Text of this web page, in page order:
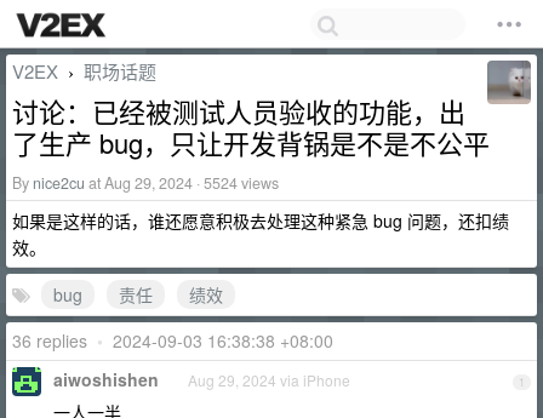
V2EX › 职场话题
讨论：已经被测试人员验收的功能，出
了生产 bug，只让开发背锅是不是不公平
By nice2cu at Aug 29, 2024 · 5524 views
如果是这样的话，谁还愿意积极去处理这种紧急 bug 问题，还扣绩
效。
bug
责任
绩效
36 replies • 2024-09-03 16:38:38 +08:00
1
aiwoshishen Aug 29, 2024 via iPhone
一人一半